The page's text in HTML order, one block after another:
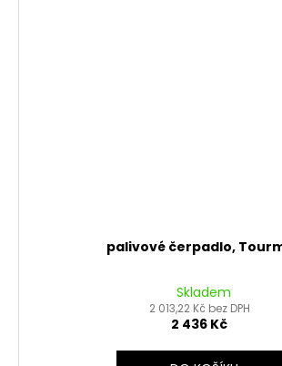
palivové čerpadlo,
Skladem
2 013,22 Kč bez DPH
2 436 Kč